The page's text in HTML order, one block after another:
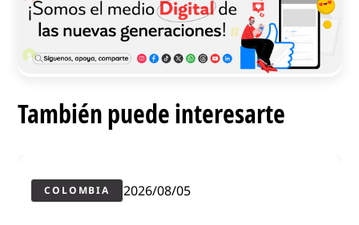
También puede interesarte
COLOMBIA 2026/08/05